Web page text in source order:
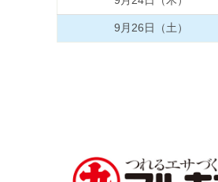
9月26日（土）